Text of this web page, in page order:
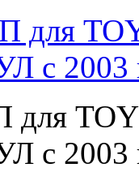
для
с 2003
для
с 2003